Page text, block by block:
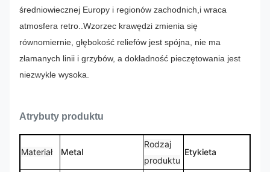
średniowiecznej Europy i regionów zachodnich,i wraca
atmosfera retro.. Wzorzec krawędzi zmienia się
równomiernie, głębokość reliefów jest spójna, nie ma
złamanych linii i grzybów, a dokładność pieczętowania jest
niezwykle wysoka.
Atrybuty produktu
Materiał Metal
Rodzaj
produktu
Etykieta